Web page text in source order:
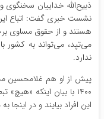
نشست خبری گفت: اتباع
هستند و از حقوق مساوی
می‌تپد، می‌تواند به کشور
ندارد.
پیش از او هم غلامحسین
۱۴۰۰ با بیان اینکه
این افراد بیایند و در